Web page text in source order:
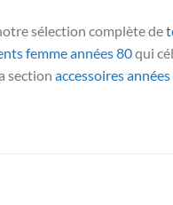
sélection complète de
femme années 80qui
section accessoires